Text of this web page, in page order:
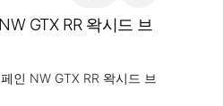
GTX RR 왁시드 브
인 NW GTX RR 왁시드 브